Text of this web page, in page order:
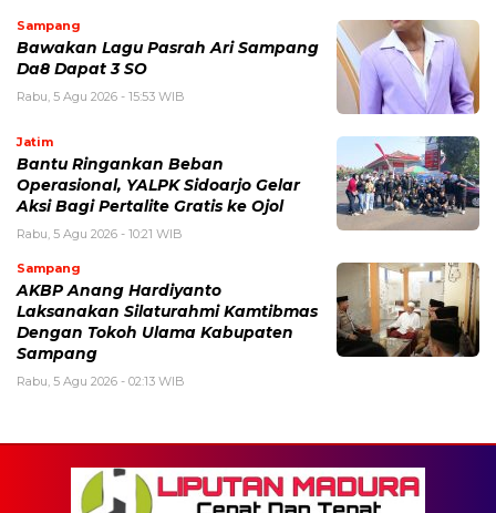
Sampang
Bawakan Lagu Pasrah Ari Sampang
Da8 Dapat 3 SO
Rabu, 5 Agu 2026 - 15:53 WIB
Jatim
Bantu Ringankan Beban
Operasional, YALPK Sidoarjo Gelar
Aksi Bagi Pertalite Gratis ke Ojol
Rabu, 5 Agu 2026 - 10:21 WIB
Sampang
AKBP Anang Hardiyanto
Laksanakan Silaturahmi Kamtibmas
Dengan Tokoh Ulama Kabupaten
Sampang
Rabu, 5 Agu 2026 - 02:13 WIB